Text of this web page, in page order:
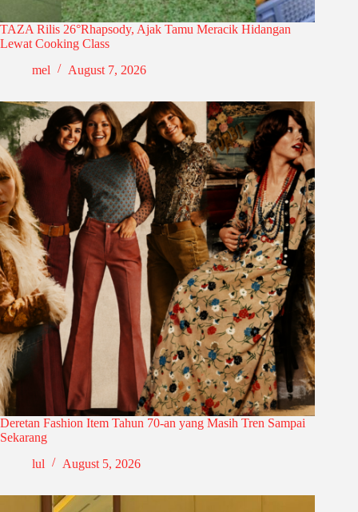
TAZA Rilis 26°Rhapsody, Ajak Tamu Meracik Hidangan
Lewat Cooking Class
mel
August 7, 2026
Deretan Fashion Item Tahun 70-an yang Masih Tren Sampai
Sekarang
lul
August 5, 2026